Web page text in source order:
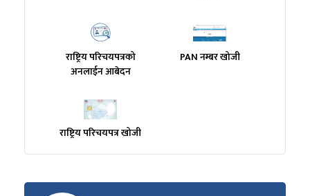
राष्ट्रिय परिचयपत्रको
अनलाईन आबेदन
PAN नम्बर खोजी
राष्ट्रिय परिचयपत्र खोजी